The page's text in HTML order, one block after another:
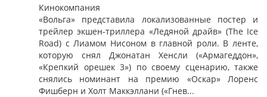
Кинокомпания
«Вольга» представила локализованные постер и
трейлер экшен-триллера «Ледяной драйв» (The Ice
Road) с Лиамом Нисоном в главной роли. В ленте,
которую снял Джонатан Хенсли («Армагеддон»,
«Крепкий орешек 3») по своему сценарию, также
снялись номинант на премию «Оскар» Лоренс
Фишберн и Холт Маккэллани («Гнев...